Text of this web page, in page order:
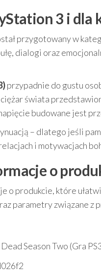
3 i dla
przygotowany w
dialogi oraz
przypadnie do gustu
ciężar świata
budowane jest
– dlatego jeśli
i motywacjach
o
o produkcie, które
parametry związane z
Season Two (Gra